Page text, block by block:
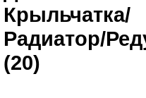
Крыльчатка/
Радиатор/
(20)